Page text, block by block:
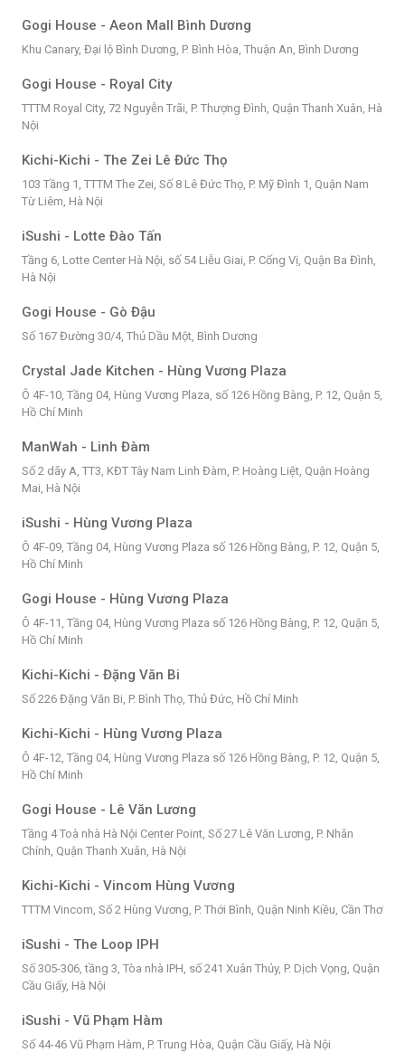
Gogi House - Aeon Mall Bình Dương
Khu Canary, Đại lộ Bình Dương, P. Bình Hòa, Thuận An, Bình Dương
Gogi House - Royal City
TTTM Royal City, 72 Nguyễn Trãi, P. Thượng Đình, Quận Thanh Xuân, Hà
Nội
Kichi-Kichi - The Zei Lê Đức Thọ
103 Tầng 1, TTTM The Zei, Số 8 Lê Đức Thọ, P. Mỹ Đình 1, Quận Nam
Từ Liêm, Hà Nội
iSushi - Lotte Đào Tấn
Tầng 6, Lotte Center Hà Nội, số 54 Liễu Giai, P. Cống Vị, Quận Ba Đình,
Hà Nội
Gogi House - Gò Đậu
Số 167 Đường 30/4, Thủ Dầu Một, Bình Dương
Crystal Jade Kitchen - Hùng Vương Plaza
Ô 4F-10, Tầng 04, Hùng Vương Plaza, số 126 Hồng Bàng, P. 12, Quận 5,
Hồ Chí Minh
ManWah - Linh Đàm
Số 2 dãy A, TT3, KĐT Tây Nam Linh Đàm, P. Hoàng Liệt, Quận Hoàng
Mai, Hà Nội
iSushi - Hùng Vương Plaza
Ô 4F-09, Tầng 04, Hùng Vương Plaza số 126 Hồng Bàng, P. 12, Quận 5,
Hồ Chí Minh
Gogi House - Hùng Vương Plaza
Ô 4F-11, Tầng 04, Hùng Vương Plaza số 126 Hồng Bàng, P. 12, Quận 5,
Hồ Chí Minh
Kichi-Kichi - Đặng Văn Bi
Số 226 Đặng Văn Bi, P. Bình Thọ, Thủ Đức, Hồ Chí Minh
Kichi-Kichi - Hùng Vương Plaza
Ô 4F-12, Tầng 04, Hùng Vương Plaza số 126 Hồng Bàng, P. 12, Quận 5,
Hồ Chí Minh
Gogi House - Lê Văn Lương
Tầng 4 Toà nhà Hà Nội Center Point, Số 27 Lê Văn Lương, P. Nhân
Chính, Quận Thanh Xuân, Hà Nội
Kichi-Kichi - Vincom Hùng Vương
TTTM Vincom, Số 2 Hùng Vương, P. Thới Bình, Quận Ninh Kiều, Cần Thơ
iSushi - The Loop IPH
Số 305-306, tầng 3, Tòa nhà IPH, số 241 Xuân Thủy, P. Dịch Vọng, Quận
Cầu Giấy, Hà Nội
iSushi - Vũ Phạm Hàm
Số 44-46 Vũ Phạm Hàm, P. Trung Hòa, Quận Cầu Giấy, Hà Nội